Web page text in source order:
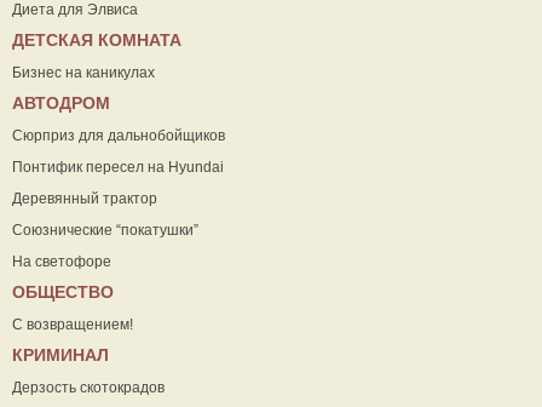
Диета для Элвиса
ДЕТСКАЯ КОМНАТА
Бизнес на каникулах
АВТОДРОМ
Сюрприз для дальнобойщиков
Понтифик пересел на Hyundai
Деревянный трактор
Союзнические “покатушки”
На светофоре
ОБЩЕСТВО
С возвращением!
КРИМИНАЛ
Дерзость скотокрадов